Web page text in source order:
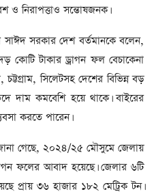
ও নিরাপত্তাও সন্তোষজনক।
সরকার দেশ বর্তমানকে বলেন,
কোটি টাকার ড্রাগন ফল বেচাকেনা
সিলেটসহ দেশের বিভিন্ন বড়
কমবেশি হয়ে থাকে। বাইরের
করতে পারেন।
গেছে, ২০২৪/২৫ মৌসুমে জেলায়
ফলের আবাদ হয়েছে। জেলার ৬টি
প্রায় ৩৬ হাজার ১৮২ মেট্রিক টন।